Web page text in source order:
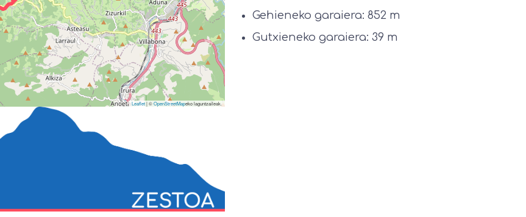
Leaflet| ©OpenStreetMapeko laguntzaileak.
Gehieneko garaiera: 852 m
Gutxieneko garaiera: 39 m